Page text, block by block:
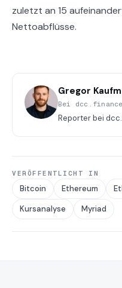
zuletzt an 15
Nettoabflüsse.
Gregor
Bei
Reporter bei
VERÖFFENTLICHT IN
Bitcoin Ethereum
Kursanalyse
Myriad